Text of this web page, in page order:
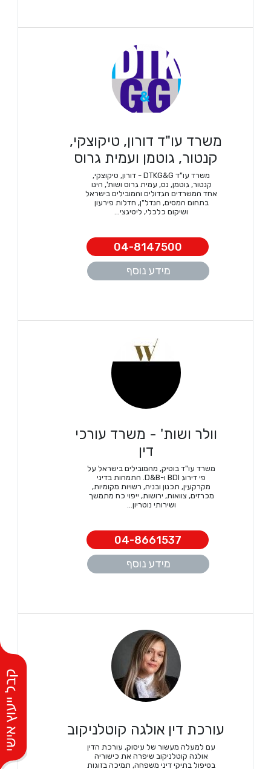
משרד עו"ד דורון, טיקוצקי,
קנטור, גוטמן ועמית גרוס
משרד עו"ד DTKG&G - דורון, טיקוצקי,
קנטור, גוטמן, נס, עמית גרוס ושות', הינו
אחד המשרדים הגדולים והמובילים בישראל
בתחום המסים, הנדל"ן, חדלות פירעון
ושיקום כלכלי, ליטיגצי...
04-8147500
מידע נוסף
וולר ושות' - משרד עורכי
דין
משרד עו"ד בוטיק, מהמובילים בישראל על
פי דירוג BDI ו-D&B. התמחות בדיני
מקרקעין, תכנון ובניה, רשויות מקומיות,
מכרזים, צוואות, ירושות, ייפוי כח מתמשך
ושירותי נוטריון...
04-8661537
מידע נוסף
עורכת דין אולגה קוטלניקוב
עם למעלה מעשור של עיסוק, עורכת הדין
אולגה קוטלניקוב שיפרה את כישוריה
בטיפול בתיקי דיני משפחה, תמיכה בזוגות